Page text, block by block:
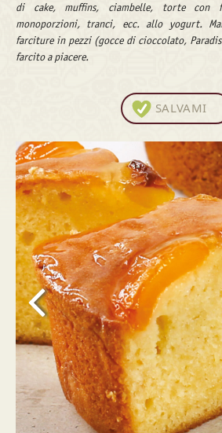
di cake, muffins, ciambelle, torte con
monoporzioni, tranci, ecc. allo yogurt.
farciture in pezzi (gocce di cioccolato,
farcito a piacere.
SALVAMI